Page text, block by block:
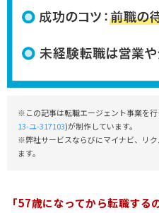
※この記事は転職エージェント事業を行
13-ユ-317103)が制作しています。
※弊社サービスならびにマイナビ、リ
ます。
「57歳になってから転職する